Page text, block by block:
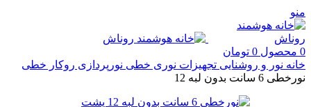
منو
0 محصول 0 تومان
خانه نور و روشنایی تجهیزات نوری خطی نورپردازی روکار خطی
نورخطی 6 سانت بدون لبه 12